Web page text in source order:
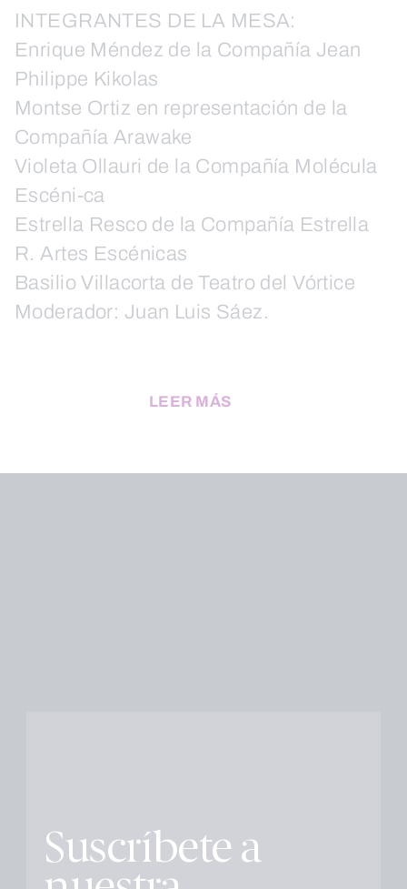
INTEGRANTES DE LA MESA:
Enrique Méndez de la Compañía Jean
Philippe Kikolas
Montse Ortiz en representación de la
Compañía Arawake
Violeta Ollauri de la Compañía Molécula
Escéni-ca
Estrella Resco de la Compañía Estrella
R. Artes Escénicas
Basilio Villacorta de Teatro del Vórtice
Moderador: Juan Luis Sáez.
LEER MÁS
Suscríbete a